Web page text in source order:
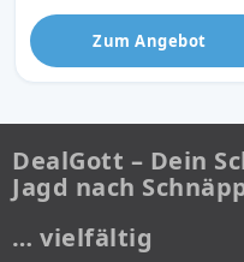
Zum Angebot
DealGott – Dein
Jagd nach
… vielfältig